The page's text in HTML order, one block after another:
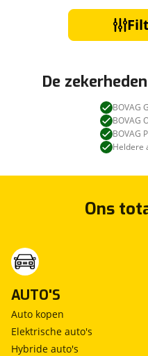
De
BOVAG
BOVAG
BOVAG
Heldere
Ons
AUTO'S
Auto kopen
Elektrische auto's
Hybride auto's